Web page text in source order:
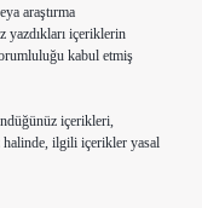
araştırma
yazdıkları içeriklerin
kabul etmiş
içerikleri,
halinde, ilgili içerikler yasal